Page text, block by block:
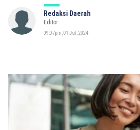
Redaksi Daerah
Editor
09:07pm, 01 Jul, 2024